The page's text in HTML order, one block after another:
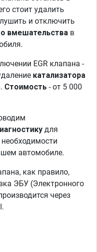
стоит удалить
и отключить
вмешательства в
EGR клапана -
катализатора
Стоимость - от 5 000
для
автомобиле.
как правило,
ЭБУ (Электронного
через